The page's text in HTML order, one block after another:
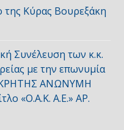
της Κύρας Βουρεξάκη
Συνέλευση των κ.κ.
με την επωνυμία
ΑΝΩΝΥΜΗ
«Ο.Α.Κ. Α.Ε.» ΑΡ.